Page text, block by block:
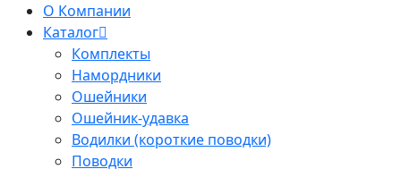
О Компании
Каталог
Комплекты
Намордники
Ошейники
Ошейник-удавка
Водилки (короткие поводки)
Поводки